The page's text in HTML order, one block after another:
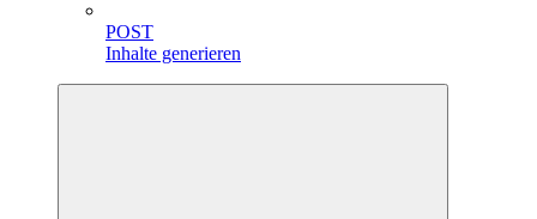
POST
Inhalte generieren